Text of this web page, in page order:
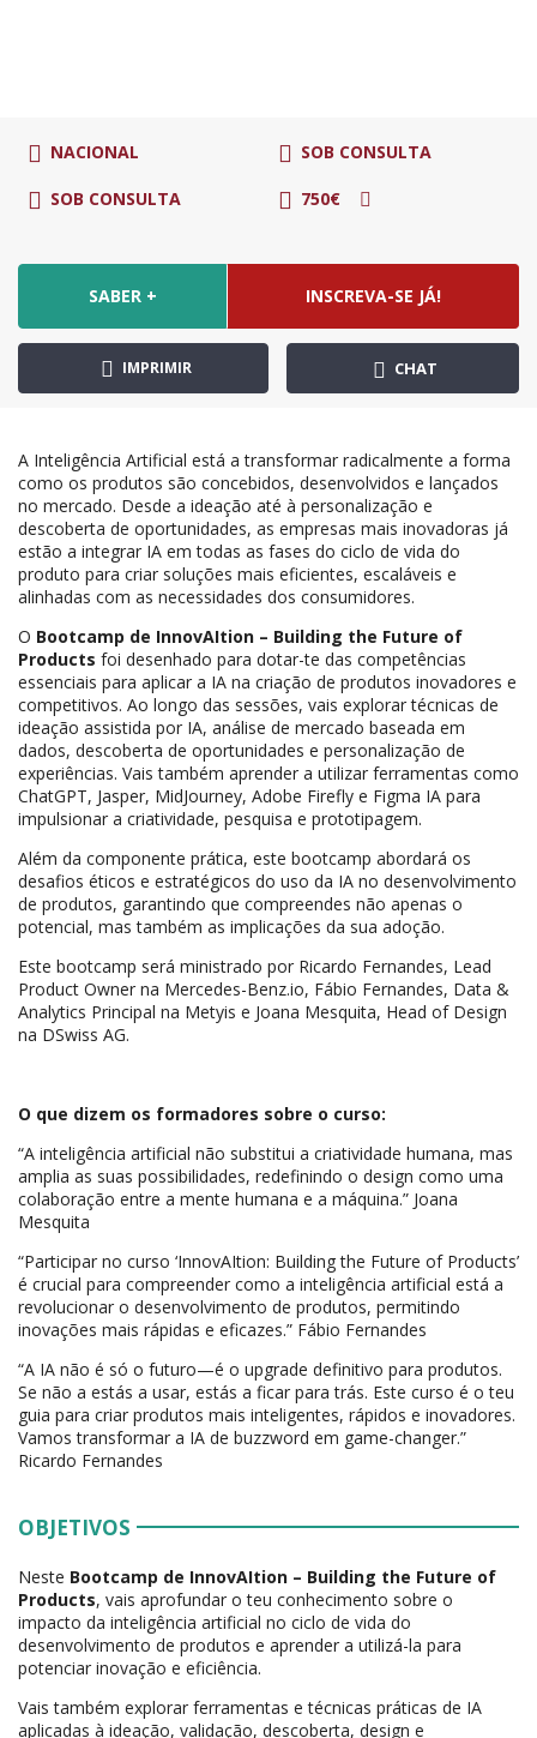
NACIONAL SOB CONSULTA
SOB CONSULTA 750€
SABER + INSCREVA-SE JÁ!
IMPRIMIR CHAT
A Inteligência Artificial está a transformar radicalmente a forma
como os produtos são concebidos, desenvolvidos e lançados
no mercado. Desde a ideação até à personalização e
descoberta de oportunidades, as empresas mais inovadoras já
estão a integrar IA em todas as fases do ciclo de vida do
produto para criar soluções mais eficientes, escaláveis e
alinhadas com as necessidades dos consumidores.
O Bootcamp de InnovAItion – Building the Future of
Products foi desenhado para dotar-te das competências
essenciais para aplicar a IA na criação de produtos inovadores e
competitivos. Ao longo das sessões, vais explorar técnicas de
ideação assistida por IA, análise de mercado baseada em
dados, descoberta de oportunidades e personalização de
experiências. Vais também aprender a utilizar ferramentas como
ChatGPT, Jasper, MidJourney, Adobe Firefly e Figma IA para
impulsionar a criatividade, pesquisa e prototipagem.
Além da componente prática, este bootcamp abordará os
desafios éticos e estratégicos do uso da IA no desenvolvimento
de produtos, garantindo que compreendes não apenas o
potencial, mas também as implicações da sua adoção.
Este bootcamp será ministrado por Ricardo Fernandes, Lead
Product Owner na Mercedes-Benz.io, Fábio Fernandes, Data &
Analytics Principal na Metyis e Joana Mesquita, Head of Design
na DSwiss AG.
O que dizem os formadores sobre o curso:
“A inteligência artificial não substitui a criatividade humana, mas
amplia as suas possibilidades, redefinindo o design como uma
colaboração entre a mente humana e a máquina.” Joana
Mesquita
“Participar no curso ‘InnovAItion: Building the Future of Products’
é crucial para compreender como a inteligência artificial está a
revolucionar o desenvolvimento de produtos, permitindo
inovações mais rápidas e eficazes.” Fábio Fernandes
“A IA não é só o futuro—é o upgrade definitivo para produtos.
Se não a estás a usar, estás a ficar para trás. Este curso é o teu
guia para criar produtos mais inteligentes, rápidos e inovadores.
Vamos transformar a IA de buzzword em game-changer.”
Ricardo Fernandes
OBJETIVOS
Neste Bootcamp de InnovAItion – Building the Future of
Products, vais aprofundar o teu conhecimento sobre o
impacto da inteligência artificial no ciclo de vida do
desenvolvimento de produtos e aprender a utilizá-la para
potenciar inovação e eficiência.
Vais também explorar ferramentas e técnicas práticas de IA
aplicadas à ideação, validação, descoberta, design e